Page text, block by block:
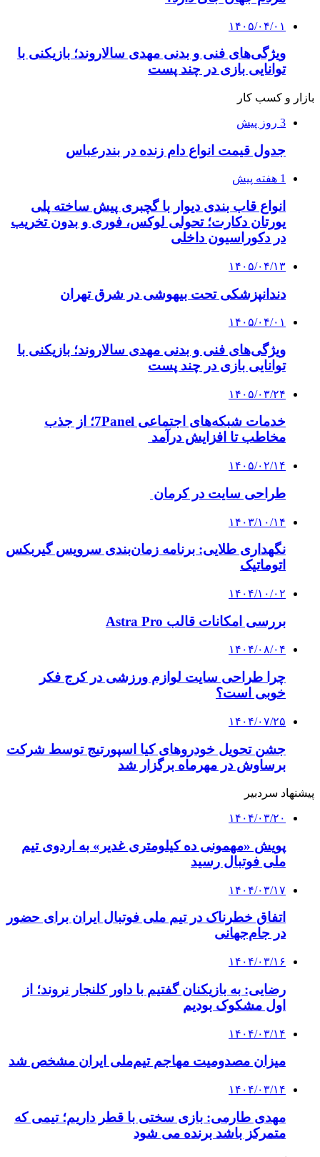
۱۴۰۵/۰۴/۰۱
ویژگی‌های فنی و بدنی مهدی سالاروند؛ بازیکنی با
توانایی بازی در چند پست
بازار و کسب کار
3 روز پیش
جدول قیمت انواع دام زنده در بندرعباس
1 هفته پیش
انواع قاب بندی دیوار با گچبری پیش ساخته پلی
یورتان دکارت؛ تحولی لوکس، فوری و بدون تخریب
در دکوراسیون داخلی
۱۴۰۵/۰۴/۱۳
دندانپزشکی تحت بیهوشی در شرق تهران
۱۴۰۵/۰۴/۰۱
ویژگی‌های فنی و بدنی مهدی سالاروند؛ بازیکنی با
توانایی بازی در چند پست
۱۴۰۵/۰۳/۲۴
خدمات شبکه‌های اجتماعی 7Panel؛ از جذب
مخاطب تا افزایش درآمد
۱۴۰۵/۰۲/۱۴
طراحی سایت در کرمان
۱۴۰۳/۱۰/۱۴
نگهداری طلایی: برنامه زمان‌بندی سرویس گیربکس
اتوماتیک
۱۴۰۴/۱۰/۰۲
بررسی امکانات قالب Astra Pro
۱۴۰۴/۰۸/۰۴
چرا طراحی سایت لوازم ورزشی در کرج فکر
خوبی است؟
۱۴۰۴/۰۷/۲۵
جشن تحویل خودروهای کیا اسپورتیج توسط شرکت
برساوش در مهرماه برگزار شد
پیشنهاد سردبیر
۱۴۰۴/۰۳/۲۰
پویش «مهمونی ده کیلومتری غدیر» به اردوی تیم
ملی فوتبال رسید
۱۴۰۴/۰۳/۱۷
اتفاق خطرناک در تیم ملی فوتبال ایران برای حضور
در جام‌جهانی
۱۴۰۴/۰۳/۱۶
رضایی: به بازیکنان گفتیم با داور کلنجار نروند؛ از
اول مشکوک بودیم
۱۴۰۴/۰۳/۱۴
میزان مصدومیت مهاجم تیم‌ملی ایران مشخص شد
۱۴۰۴/۰۳/۱۴
مهدی طارمی: بازی سختی با قطر داریم؛ تیمی که
متمرکز باشد برنده می شود